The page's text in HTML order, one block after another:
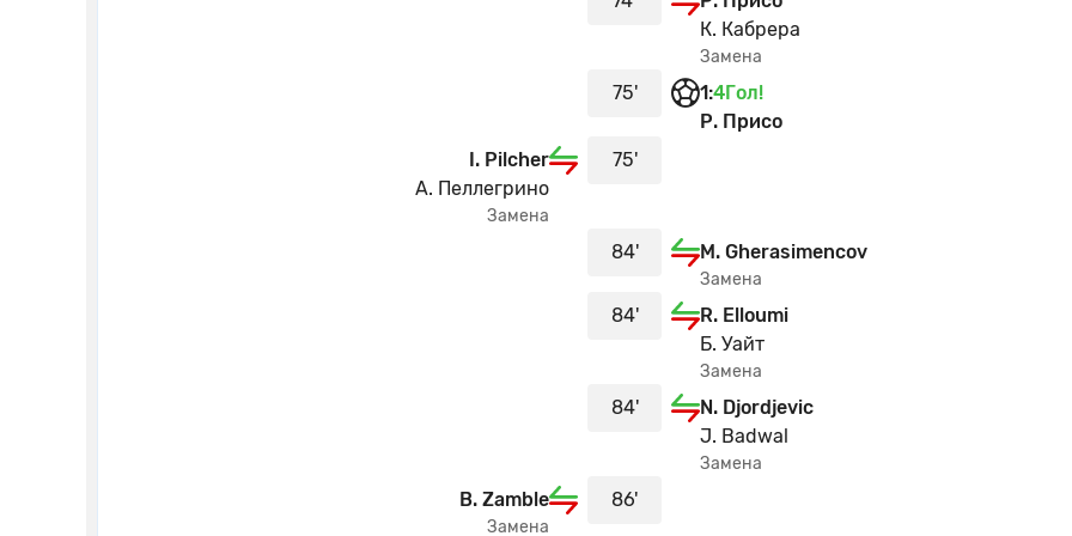
К. Кабрера
Замена
75' 1:4Гол!
Р. Присо
75'
I. Pilcher
А. Пеллегрино
Замена
84' M. Gherasimencov
Замена
84'
R. Elloumi
Б. Уайт
Замена
84'
N. Djordjevic
J. Badwal
Замена
86'
B. Zamble
Замена